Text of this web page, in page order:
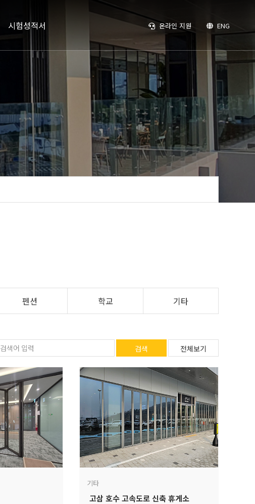
시험성적서 온라인 지원 ENG
펜션 학교 기타
검색 전체보기
기타
고삼 호수 고속도로 신축 휴게소